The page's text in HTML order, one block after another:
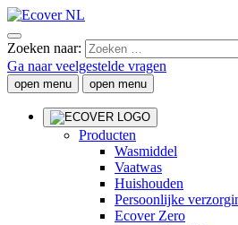
Zoeken naar:
Ga naar veelgestelde vragen
open menu open menu
Producten
Wasmiddel
Vaatwas
Huishouden
Persoonlijke
Ecover Zero